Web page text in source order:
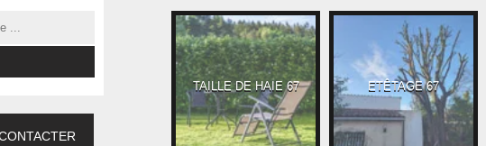
ETÊTAGE 67 DESSOUCHAGE 67